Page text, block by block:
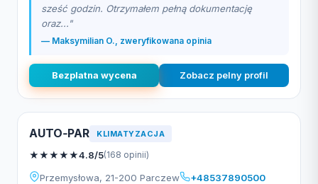
sześć godzin. Otrzymałem pełną dokumentację
oraz..."
— Maksymilian O., zweryfikowana opinia
Bezplatna wycena Zobacz pelny profil
AUTO‑PAR KLIMATYZACJA
★★★★★4.8/5(168 opinii)
Przemysłowa, 21-200 Parczew
+48537890500